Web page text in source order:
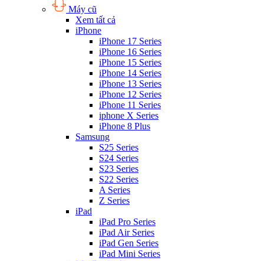
Máy cũ
Xem tất cả
iPhone
iPhone 17 Series
iPhone 16 Series
iPhone 15 Series
iPhone 14 Series
iPhone 13 Series
iPhone 12 Series
iPhone 11 Series
iphone X Series
iPhone 8 Plus
Samsung
S25 Series
S24 Series
S23 Series
S22 Series
A Series
Z Series
iPad
iPad Pro Series
iPad Air Series
iPad Gen Series
iPad Mini Series